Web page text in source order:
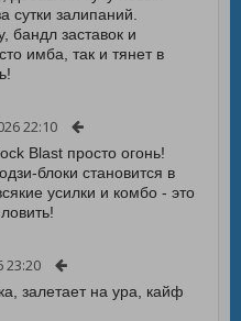
залипаний.
бандл заставок и
имба, так и тянет в
22:10
Blast просто огонь!
блоки становится в
усилки и комбо - это
23:20
залетает на ура, кайф